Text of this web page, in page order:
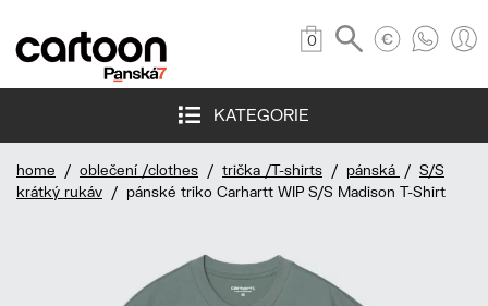
0
KATEGORIE
home / oblečení /clothes / trička /T-shirts / pánská / S/S
krátký rukáv / pánské triko Carhartt WIP S/S Madison T-Shirt